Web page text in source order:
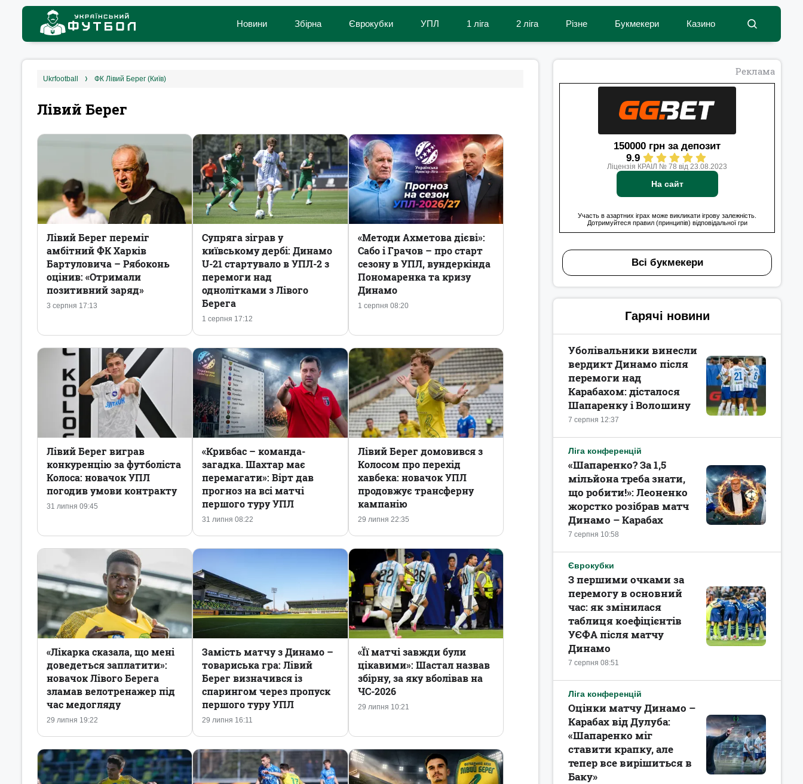
Новини Збірна Єврокубки УПЛ 1 ліга 2 ліга Різне Букмекери Казино
ukrfootball ФК Лівий Берег (Київ)
Лівий Берег
3 серпня 17:13
Лівий Берег переміг
амбітний ФК Харків
Бартуловича – Рябоконь
оцінив: «Отримали
позитивний заряд»
1 серпня 17:12
Супряга зіграв у
київському дербі: Динамо
U-21 стартувало в УПЛ-2 з
перемоги над
однолітками з Лівого
Берега
1 серпня 08:20
«Методи Ахметова дієві»:
Сабо і Грачов – про старт
сезону в УПЛ, вундеркінда
Пономаренка та кризу
Динамо
31 липня 09:45
Лівий Берег виграв
конкуренцію за футболіста
Колоса: новачок УПЛ
погодив умови контракту
31 липня 08:22
«Кривбас – команда-
загадка. Шахтар має
перемагати»: Вірт дав
прогноз на всі матчі
першого туру УПЛ
29 липня 22:35
Лівий Берег домовився з
Колосом про перехід
хавбека: новачок УПЛ
продовжує трансферну
кампанію
29 липня 19:22
«Лікарка сказала, що мені
доведеться заплатити»:
новачок Лівого Берега
зламав велотренажер під
час медогляду
29 липня 16:11
Замість матчу з Динамо –
товариська гра: Лівий
Берег визначився із
спарингом через пропуск
першого туру УПЛ
29 липня 10:21
«Її матчі завжди були
цікавими»: Шастал назвав
збірну, за яку вболівав на
ЧС-2026
Реклама
150000 грн за депозит
9.9
Ліцензія КРАІЛ № 78 від 23.08.2023
На сайт
Участь в азартних іграх може викликати ігрову залежність.
Дотримуйтеся правил (принципів) відповідальної гри
Всі букмекери
Гарячі новини
7 серпня 12:37
Уболівальники винесли
вердикт Динамо після
перемоги над
Карабахом: дісталося
Шапаренку і Волошину
Ліга конференцій
7 серпня 10:58
«Шапаренко? За 1,5
мільйона треба знати,
що робити!»: Леоненко
жорстко розібрав матч
Динамо – Карабах
Єврокубки
7 серпня 08:51
З першими очками за
перемогу в основний
час: як змінилася
таблиця коефіцієнтів
УЄФА після матчу
Динамо
Ліга конференцій
Оцінки матчу Динамо –
Карабах від Дулуба:
«Шапаренко міг
ставити крапку, але
тепер все вирішиться в
Баку»